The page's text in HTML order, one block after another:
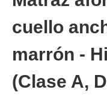
cuello
marrón -
(Clase A,